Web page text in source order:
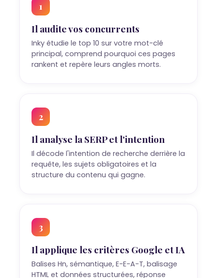
1
Il audite vos concurrents
Inky étudie le top 10 sur votre mot-clé
principal, comprend pourquoi ces pages
rankent et repère leurs angles morts.
2
Il analyse la SERP et l'intention
Il décode l'intention de recherche derrière la
requête, les sujets obligatoires et la
structure du contenu qui gagne.
3
Il applique les critères Google et IA
Balises Hn, sémantique, E-E-A-T, balisage
HTML et données structurées, réponse